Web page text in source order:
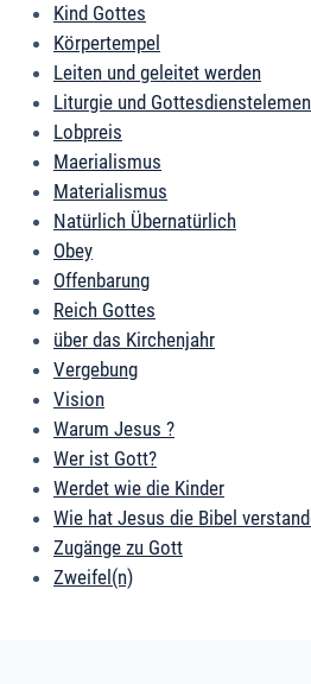
Kind Gottes
Körpertempel
Leiten und geleitet werden
Liturgie und
Lobpreis
Maerialismus
Materialismus
Natürlich Übernatürlich
Obey
Offenbarung
Reich Gottes
über das Kirchenjahr
Vergebung
Vision
Warum Jesus ?
Wer ist Gott?
Werdet wie die Kinder
Wie hat Jesus die Bibel
Zugänge zu Gott
Zweifel(n)